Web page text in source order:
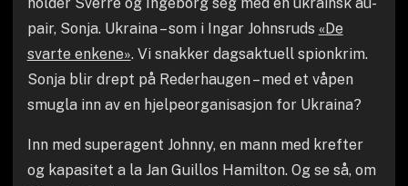
pair, Sonja. Ukraina – som i Ingar Johnsruds «De
svarte enkene». Vi snakker dagsaktuell spionkrim.
Sonja blir drept på Rederhaugen – med et våpen
smugla inn av en hjelpeorganisasjon for Ukraina?
Inn med superagent Johnny, en mann med krefter
og kapasitet a la Jan Guillos Hamilton. Og se så, om